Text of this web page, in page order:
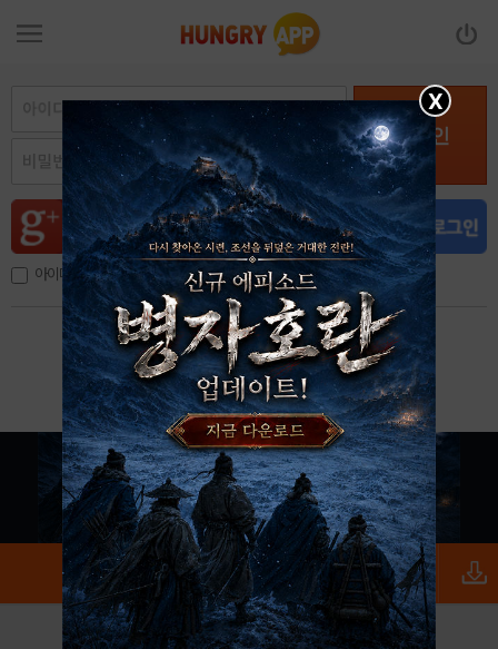
로그인
아이디, 이메일 저장
아이디 / 비밀번호 찾기 회원가입
X
로그인 PC버전 전체앱